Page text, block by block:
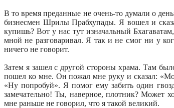
В то время преданные не очень-то думали о
бизнесмен Шрилы Прабхупады. Я вошел и
купишь? Вот у нас тут изначальный
мной не разговаривал. Я так и не смог ни у
ничего не говорит.
Затем я зашел с другой стороны храма. Там
пошел ко мне. Он пожал мне руку и сказал:
«Ну попробуй». Я помог ему забить один
замечательно! Ты, наверное, плотник? Может
мне раньше не говорил, что я такой великий.